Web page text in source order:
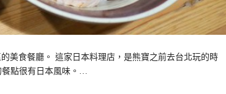
美食餐廳。 這家日本料理店，是熊寶之前去台北玩的時
餐點很有日本風味。…